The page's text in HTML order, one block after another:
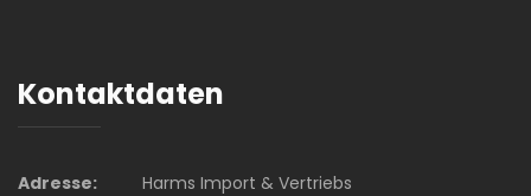
Kontaktdaten
Adresse:
Harms Import & Vertriebs